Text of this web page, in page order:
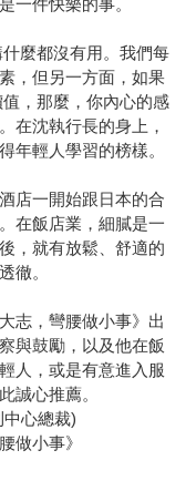
一件快樂的事。
麼都沒有用。我們每
，但另一方面，如果
，那麼，你內心的感
在沈執行長的身上，
年輕人學習的榜樣。
店一開始跟日本的合
在飯店業，細膩是一
，就有放鬆、舒適的
徹。
志，彎腰做小事》出
與鼓勵，以及他在飯
人，或是有意進入服
誠心推薦。
心總裁)
做小事》